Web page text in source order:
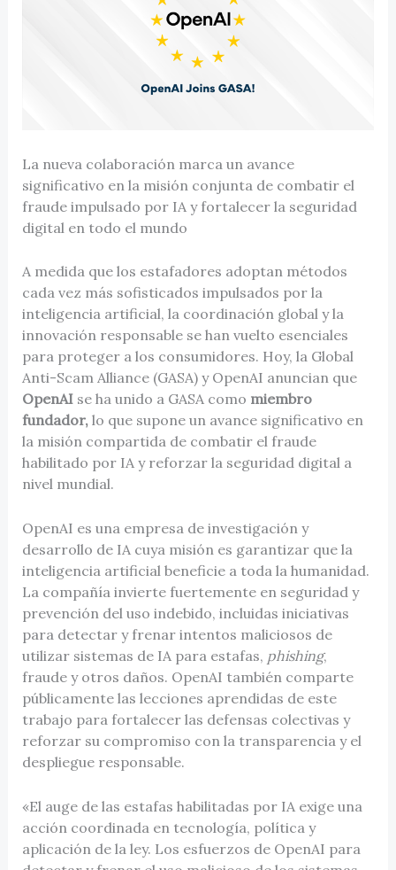
La nueva colaboración marca un avance
significativo en la misión conjunta de combatir el
fraude impulsado por IA y fortalecer la seguridad
digital en todo el mundo
A medida que los estafadores adoptan métodos
cada vez más sofisticados impulsados por la
inteligencia artificial, la coordinación global y la
innovación responsable se han vuelto esenciales
para proteger a los consumidores. Hoy, la Global
Anti-Scam Alliance (GASA) y OpenAI anuncian que
OpenAI se ha unido a GASA como miembro
fundador,lo que supone un avance significativo en
la misión compartida de combatir el fraude
habilitado por IA y reforzar la seguridad digital a
nivel mundial.
OpenAI es una empresa de investigación y
desarrollo de IA cuya misión es garantizar que la
inteligencia artificial beneficie a toda la humanidad.
La compañía invierte fuertemente en seguridad y
prevención del uso indebido, incluidas iniciativas
para detectar y frenar intentos maliciosos de
utilizar sistemas de IA para estafas, phishing,
fraude y otros daños. OpenAI también comparte
públicamente las lecciones aprendidas de este
trabajo para fortalecer las defensas colectivas y
reforzar su compromiso con la transparencia y el
despliegue responsable.
«El auge de las estafas habilitadas por IA exige una
acción coordinada en tecnología, política y
aplicación de la ley. Los esfuerzos de OpenAI para